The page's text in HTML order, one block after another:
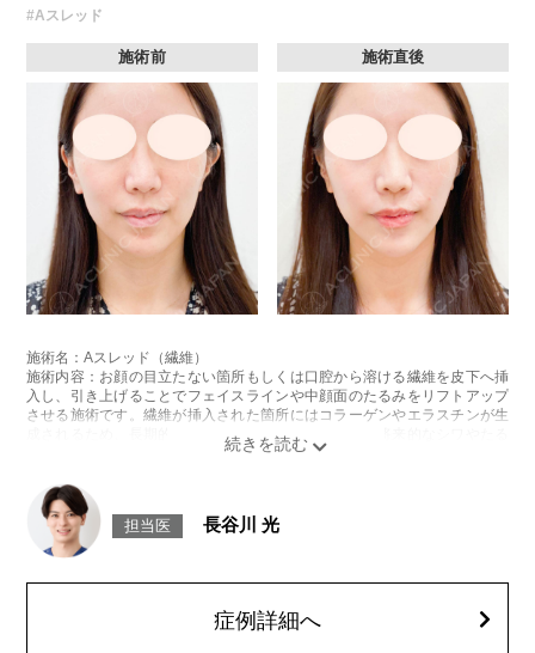
#Aスレッド
施術前 施術直後
施術名：Aスレッド（繊維）
施術内容：お顔の目立たない箇所もしくは口腔から溶ける繊維を皮下へ挿
入し、引き上げることでフェイスラインや中顔面のたるみをリフトアップ
させる施術です。繊維が挿入された箇所にはコラーゲンやエラスチンが生
成されるため、長期的な美肌効果、肌質の改善効果、将来的なシワやたる
みの予防効果が期待できます。
リスク、副作用：腫れ、内出血、疼痛、頭痛、引き攣れ感などが生じるこ
とがございます。また、稀ではありますが、施術部位の細菌感染症、皮膚
のよれ、繊維の突出などが生じることがございます。化膿止め・痛み止め
を処方しております。服用により、何か異常があれば服用を中止してくだ
費用：1部位 184,800円(税込)
オプション：笑気麻酔 3,300円(税込)
担当医 長谷川 光
症例詳細へ